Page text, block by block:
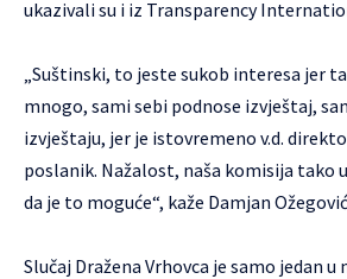
ukazivali su i iz Transparency
„Suštinski, to jeste sukob interesa jer
mnogo, sami sebi podnose izvještaj,
izvještaju, jer je istovremeno v.d.
poslanik. Nažalost, naša komisija tako
da je to moguće“, kaže Damjan
Slučaj Dražena Vrhovca je samo jedan